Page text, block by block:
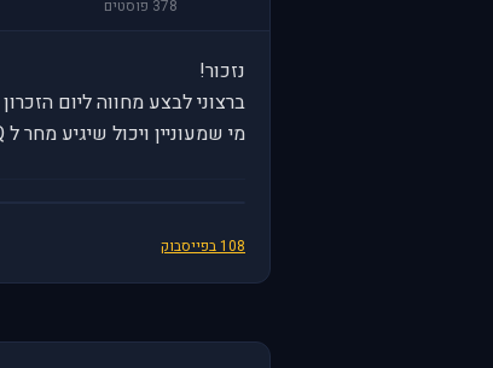
378 פוסטים
נזכור!
ברצוני לבצע מחווה ליום הזכרון מחר ב 11:10 לאחר הצפירה, ע"י חליפת ב"מבנה חסר"
מי שמעוניין ויכול שיגיע מחר ל ICQ לאחר הצפירה ונתארגן לזה.
108 בפייסבוק